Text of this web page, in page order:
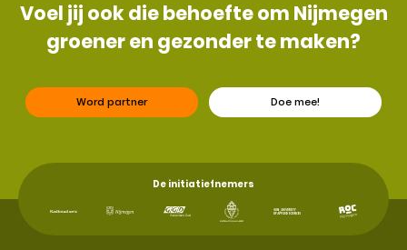
Voel jij ook die behoefte om Nijmegen
groener en gezonder te maken?
Word partner Doe mee!
De initiatiefnemers